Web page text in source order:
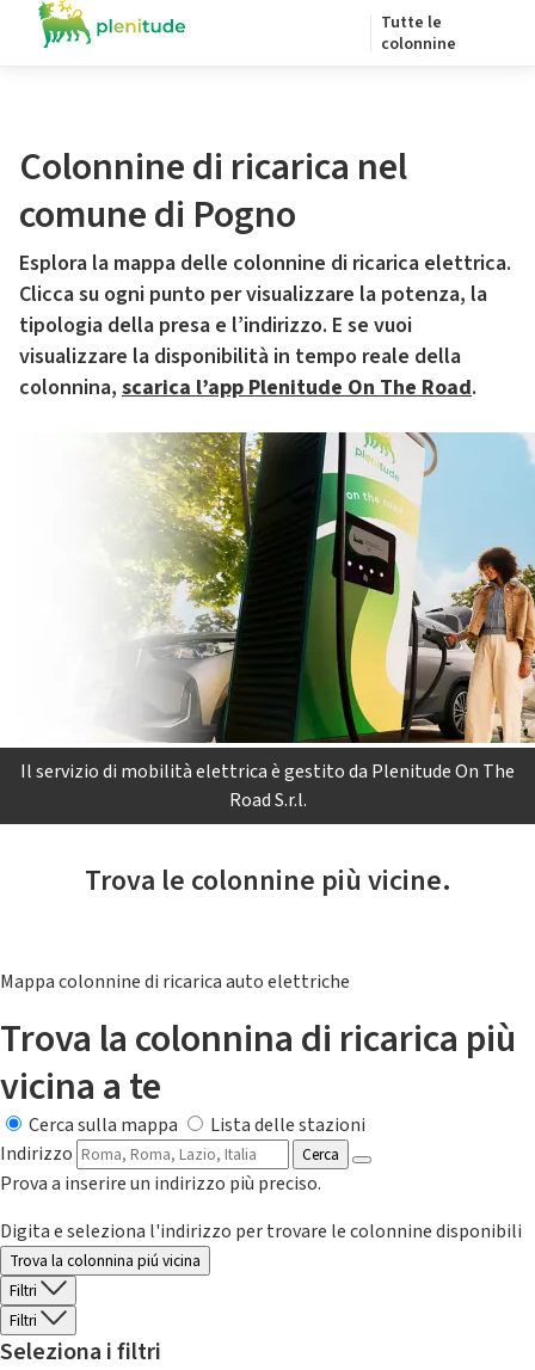
Tutte le
colonnine
Colonnine di ricarica nel
comune di Pogno
Esplora la mappa delle colonnine di ricarica elettrica.
Clicca su ogni punto per visualizzare la potenza, la
tipologia della presa e l’indirizzo. E se vuoi
visualizzare la disponibilità in tempo reale della
colonnina, scarica l’app Plenitude On The Road.
Il servizio di mobilità elettrica è gestito da Plenitude On The
Road S.r.l.
Trova le colonnine più vicine.
Mappa colonnine di ricarica auto elettriche
Trova la colonnina di ricarica più
vicina a te
Cerca sulla mappa
Lista delle stazioni
Indirizzo
Cerca
Prova a inserire un indirizzo più preciso.
Digita e seleziona l'indirizzo per trovare le colonnine disponibili
Trova la colonnina piú vicina
Filtri
Filtri
Seleziona i filtri